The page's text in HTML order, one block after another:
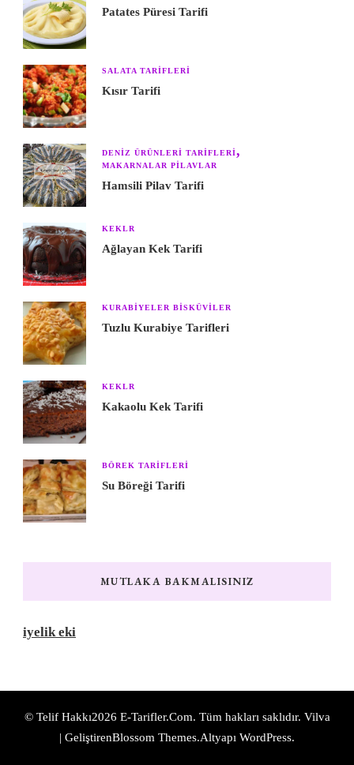
Patates Püresi Tarifi
SALATA TARIFLERI
Kısır Tarifi
DENIZ ÜRÜNLERI TARIFLERI
MAKARNALAR PILAVLAR
Hamsili Pilav Tarifi
KEKLR
Ağlayan Kek Tarifi
KURABIYELER BISKÜVILER
Tuzlu Kurabiye Tarifleri
KEKLR
Kakaolu Kek Tarifi
BÖREK TARIFLERI
Su Böreği Tarifi
MUTLAKA BAKMALISINIZ
iyelik eki
© Telif Hakkı2026 E-Tarifler.Com. Tüm hakları saklıdır. Vilva
| GeliştirenBlossom Themes.Altyapı WordPress.